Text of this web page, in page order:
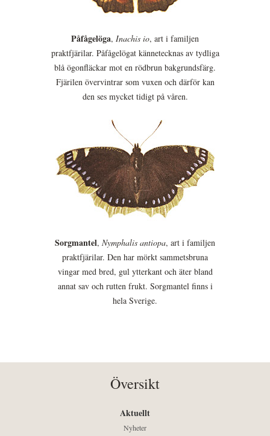
Påfågelöga, Inachis io, art i familjen
praktfjärilar. Påfågelögat kännetecknas av tydliga
blå ögonfläckar mot en rödbrun bakgrundsfärg.
Fjärilen övervintrar som vuxen och därför kan
den ses mycket tidigt på våren.
Sorgmantel, Nymphalis antiopa, art i familjen
praktfjärilar. Den har mörkt sammetsbruna
vingar med bred, gul ytterkant och äter bland
annat sav och rutten frukt. Sorgmantel finns i
hela Sverige.
Översikt
Aktuellt
Nyheter